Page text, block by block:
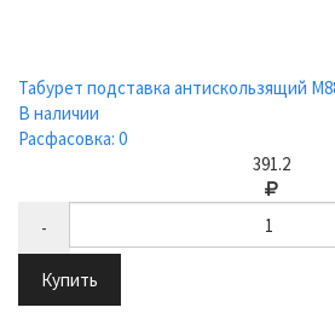
Табурет подставка антискользящий
В наличии
Расфасовка: 0
391.2
-
Купить